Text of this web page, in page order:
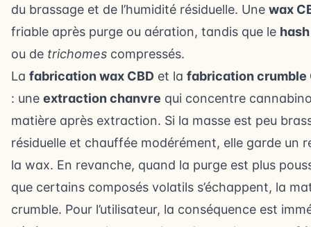
du brassage et de l’humidité résiduelle. Une wax
friable après purge ou aération, tandis que le
ou de trichomes compressés.
La fabrication wax CBD et la fabrication crumble
: une extraction chanvre qui concentre
matière après extraction. Si la masse est peu
résiduelle et chauffée modérément, elle garde un
la wax. En revanche, quand la purge est plus
que certains composés volatils s’échappent, la
crumble. Pour l’utilisateur, la conséquence est